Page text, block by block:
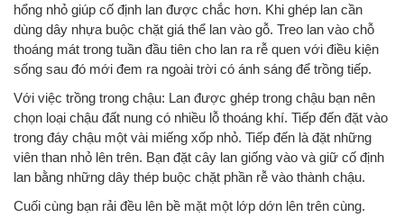
hổng nhỏ giúp cố định lan được chắc hơn. Khi ghép lan cần
dùng dây nhựa buộc chặt giá thể lan vào gỗ. Treo lan vào chỗ
thoáng mát trong tuần đầu tiên cho lan ra rễ quen với điều kiện
sống sau đó mới đem ra ngoài trời có ánh sáng để trồng tiếp.
Với việc trồng trong chậu: Lan được ghép trong chậu bạn nên
chọn loại chậu đất nung có nhiều lỗ thoáng khí. Tiếp đến đặt vào
trong đáy chậu một vài miếng xốp nhỏ. Tiếp đến là đặt những
viên than nhỏ lên trên. Bạn đặt cây lan giống vào và giữ cố định
lan bằng những dây thép buộc chặt phần rễ vào thành chậu.
Cuối cùng bạn rải đều lên bề mặt một lớp dớn lên trên cùng.